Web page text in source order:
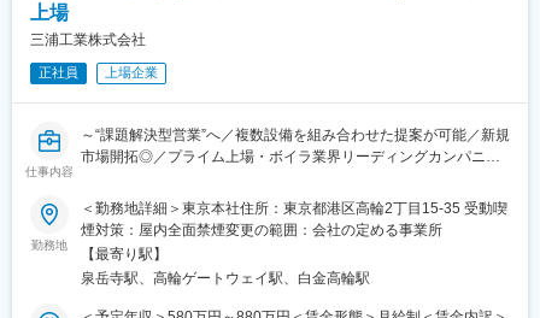
備に反映できるため、大きな達成感を得られます。
・プロジェクトリーダーとして活躍
られます。
・技術知識が身につく環境
など幅広いFA機器を取り扱います。営業力に加え、製造業・生産
設備に関する専門知識を習得し、市場価値を高められる環境で
す。
■会社について
1972年創業。「自動巻線機システムのトップメーカー」として、
上場
三浦工業株式会社
正社員 上場企業
仕事内容
～“課題解決型営業”へ／複数設備を組み合わせた提案が可能／新規
市場開拓◎／プライム上場・ボイラ業界リーディングカンパニー
■募集背景
製造業を中心に、生産性向上・省エネ・自動化ニーズが高まる
中、当社ではボイラを中心としたユーティリティ設備に加え、空
調・冷熱・水処理などを含めた“工場全体の最適化提案”を強化して
います。
勤務地
＜勤務地詳細＞東京本社住所：東京都港区高輪2丁目15-35 受動喫
煙対策：屋内全面禁煙変更の範囲：会社の定める事業所
【最寄り駅】
泉岳寺駅、高輪ゲートウェイ駅、白金高輪駅